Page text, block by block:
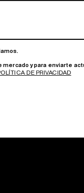
mercado y para enviarte
DE PRIVACIDAD